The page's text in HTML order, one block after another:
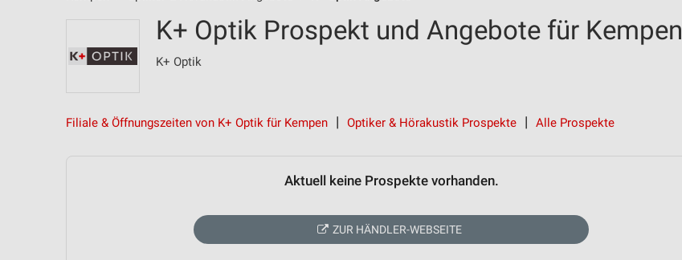
K+ Optik Prospekt und Angebote für Kempen
K+ Optik
Filiale & Öffnungszeiten von K+ Optik für Kempen Optiker & Hörakustik Prospekte Alle Prospekte
Aktuell keine Prospekte vorhanden.
ZUR HÄNDLER-WEBSEITE